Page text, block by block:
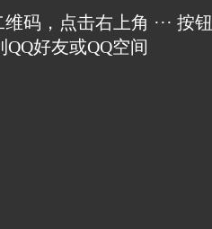
码，点击右上角 ··· 按钮
QQ好友或QQ空间